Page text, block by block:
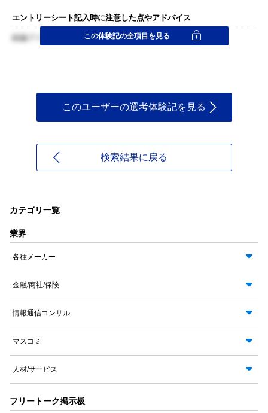
エントリーシート記入時に注意した点やアドバイス
結論ファースト この体験記の全項目を見る
このユーザーの選考体験記を見る
検索結果に戻る
カテゴリ一覧
業界
各種メーカー
金融/商社/保険
情報通信コンサル
マスコミ
人材/サービス
フリートーク掲示板